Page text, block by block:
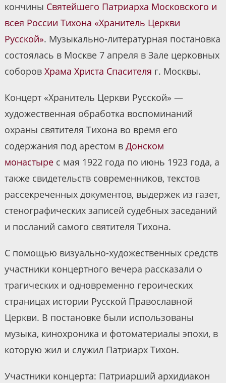
кончины Святейшего Патриарха Московского и
всея России Тихона «Хранитель Церкви
Русской». Музыкально-литературная постановка
состоялась в Москве 7 апреля в Зале церковных
соборов Храма Христа Спасителя г. Москвы.
Концерт «Хранитель Церкви Русской» —
художественная обработка воспоминаний
охраны святителя Тихона во время его
содержания под арестом в Донском
монастырес мая 1922 года по июнь 1923 года, а
также свидетельств современников, текстов
рассекреченных документов, выдержек из газет,
стенографических записей судебных заседаний
и посланий самого святителя Тихона.
С помощью визуально-художественных средств
участники концертного вечера рассказали о
трагических и одновременно героических
страницах истории Русской Православной
Церкви. В постановке были использованы
музыка, кинохроника и фотоматериалы эпохи, в
которую жил и служил Патриарх Тихон.
Участники концерта: Патриарший архидиакон